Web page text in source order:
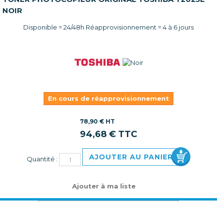
NOIR
Disponible = 24/48h Réapprovisionnement = 4 à 6 jours
En cours de réapprovisionnement
78,90 € HT
94,68 € TTC
Quantité : AJOUTER AU PANIER
Ajouter à ma liste